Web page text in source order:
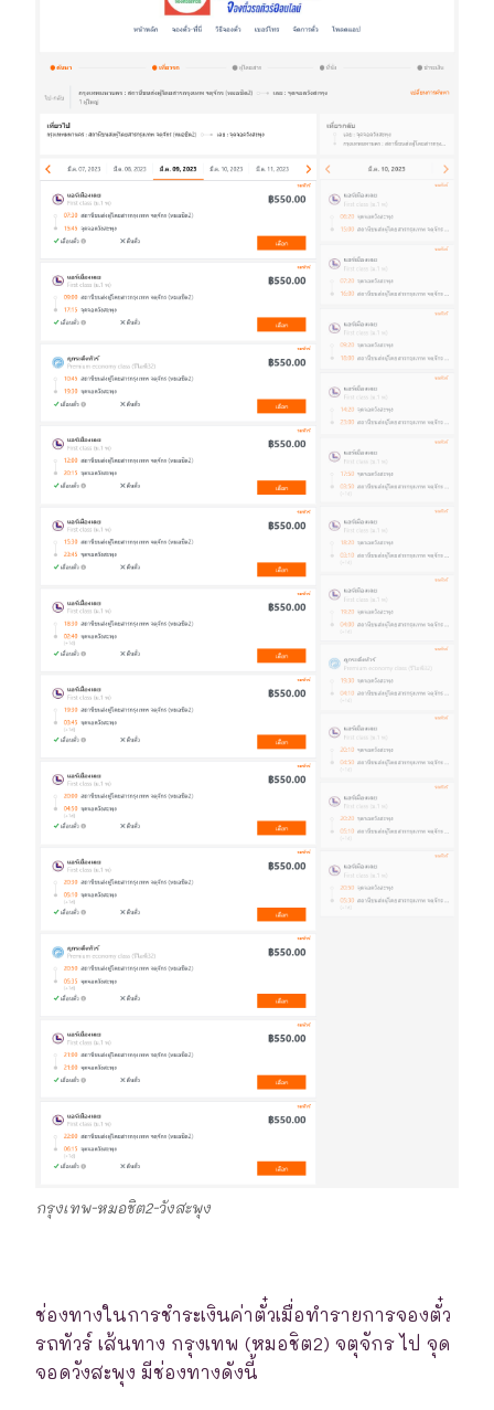
กรุงเทพ-หมอชิต2-วังสะพุง
ช่องทางในการชำระเงินค่าตั๋วเมื่อทำรายการจองตั๋ว
รถทัวร์ เส้นทาง กรุงเทพ (หมอชิต2) จตุจักร ไป จุด
จอดวังสะพุง มีช่องทางดังนี้